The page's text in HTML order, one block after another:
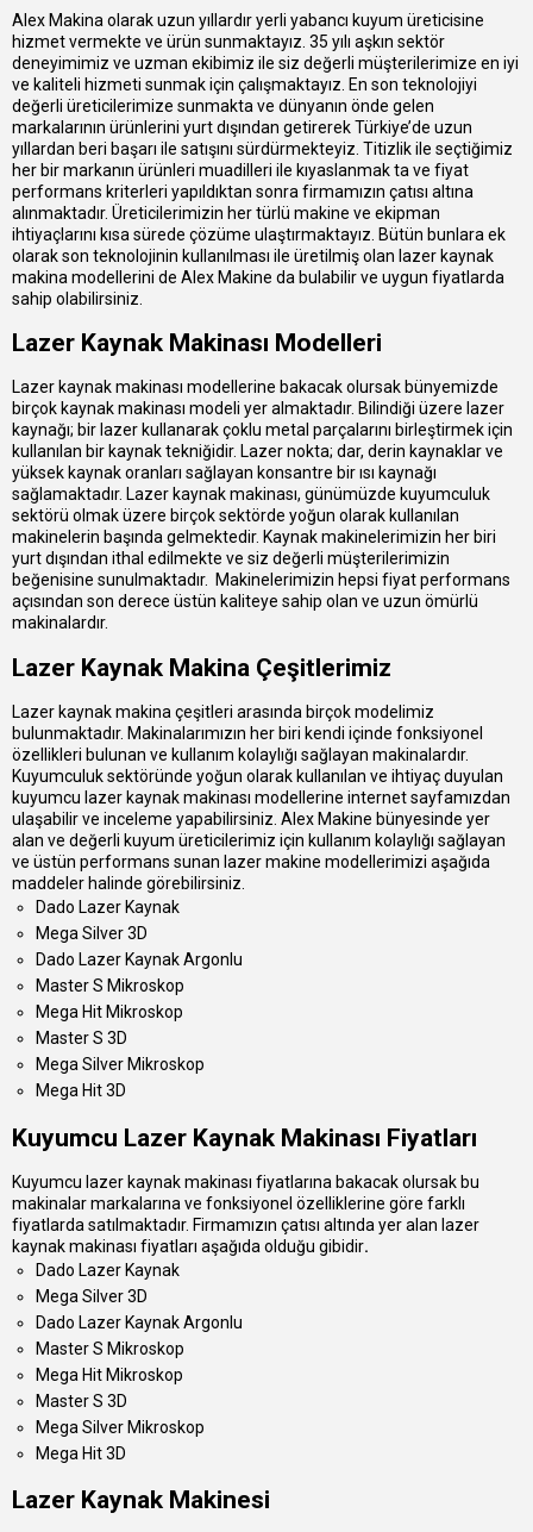
Alex Makina olarak uzun yıllardır yerli yabancı kuyum üreticisine
hizmet vermekte ve ürün sunmaktayız. 35 yılı aşkın sektör
deneyimimiz ve uzman ekibimiz ile siz değerli müşterilerimize en iyi
ve kaliteli hizmeti sunmak için çalışmaktayız. En son teknolojiyi
değerli üreticilerimize sunmakta ve dünyanın önde gelen
markalarının ürünlerini yurt dışından getirerek Türkiye’de uzun
yıllardan beri başarı ile satışını sürdürmekteyiz. Titizlik ile seçtiğimiz
her bir markanın ürünleri muadilleri ile kıyaslanmak ta ve fiyat
performans kriterleri yapıldıktan sonra firmamızın çatısı altına
alınmaktadır. Üreticilerimizin her türlü makine ve ekipman
ihtiyaçlarını kısa sürede çözüme ulaştırmaktayız. Bütün bunlara ek
olarak son teknolojinin kullanılması ile üretilmiş olan lazer kaynak
makina modellerini de Alex Makine da bulabilir ve uygun fiyatlarda
sahip olabilirsiniz.
Lazer Kaynak Makinası Modelleri
Lazer kaynak makinası modellerine bakacak olursak bünyemizde
birçok kaynak makinası modeli yer almaktadır. Bilindiği üzere lazer
kaynağı; bir lazer kullanarak çoklu metal parçalarını birleştirmek için
kullanılan bir kaynak tekniğidir. Lazer nokta; dar, derin kaynaklar ve
yüksek kaynak oranları sağlayan konsantre bir ısı kaynağı
sağlamaktadır. Lazer kaynak makinası, günümüzde kuyumculuk
sektörü olmak üzere birçok sektörde yoğun olarak kullanılan
makinelerin başında gelmektedir. Kaynak makinelerimizin her biri
yurt dışından ithal edilmekte ve siz değerli müşterilerimizin
beğenisine sunulmaktadır. Makinelerimizin hepsi fiyat performans
açısından son derece üstün kaliteye sahip olan ve uzun ömürlü
makinalardır.
Lazer Kaynak Makina Çeşitlerimiz
Lazer kaynak makina çeşitleri arasında birçok modelimiz
bulunmaktadır. Makinalarımızın her biri kendi içinde fonksiyonel
özellikleri bulunan ve kullanım kolaylığı sağlayan makinalardır.
Kuyumculuk sektöründe yoğun olarak kullanılan ve ihtiyaç duyulan
kuyumcu lazer kaynak makinası modellerine internet sayfamızdan
ulaşabilir ve inceleme yapabilirsiniz. Alex Makine bünyesinde yer
alan ve değerli kuyum üreticilerimiz için kullanım kolaylığı sağlayan
ve üstün performans sunan lazer makine modellerimizi aşağıda
maddeler halinde görebilirsiniz.
Dado Lazer Kaynak
Mega Silver 3D
Dado Lazer Kaynak Argonlu
Master S Mikroskop
Mega Hit Mikroskop
Master S 3D
Mega Silver Mikroskop
Mega Hit 3D
Kuyumcu Lazer Kaynak Makinası Fiyatları
Kuyumcu lazer kaynak makinası fiyatlarına bakacak olursak bu
makinalar markalarına ve fonksiyonel özelliklerine göre farklı
fiyatlarda satılmaktadır. Firmamızın çatısı altında yer alan lazer
kaynak makinası fiyatları aşağıda olduğu gibidir.
Dado Lazer Kaynak
Mega Silver 3D
Dado Lazer Kaynak Argonlu
Master S Mikroskop
Mega Hit Mikroskop
Master S 3D
Mega Silver Mikroskop
Mega Hit 3D
Lazer Kaynak Makinesi